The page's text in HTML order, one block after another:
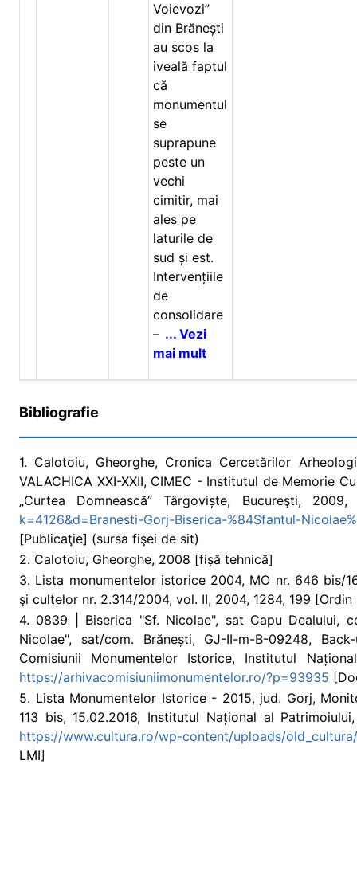
Voievozi”
din Brănești
au scos la
iveală faptul
că
monumentul
se
suprapune
peste un
vechi
cimitir, mai
ales pe
laturile de
sud și est.
Intervențiile
de
consolidare
– ... Vezi
mai mult
Bibliografie
1. Calotoiu, Gheorghe, Cronica Cercetărilor
VALACHICA XXI-XXII, CIMEC - Institutul de Memorie
„Curtea Domnească” Târgoviște, Bucureşti,
k=4126&d=Branesti-Gorj-Biserica-%84Sfantul-
[Publicaţie] (sursa fişei de sit)
2. Calotoiu, Gheorghe, 2008 [fișă tehnică]
3. Lista monumentelor istorice 2004, MO nr. 646 bis/
şi cultelor nr. 2.314/2004, vol. II, 2004, 1284, 199 [Ordin
4. 0839 | Biserica "Sf. Nicolae", sat Capu Dealului,
Nicolae", sat/com. Brănești, GJ-II-m-B-09248,
Comisiunii Monumentelor Istorice, Institutul
https://arhivacomisiuniimonumentelor.ro/?p=93935
5. Lista Monumentelor Istorice - 2015, jud. Gorj,
113 bis, 15.02.2016, Institutul Național al
https://www.cultura.ro/wp-content/uploads/
LMI]